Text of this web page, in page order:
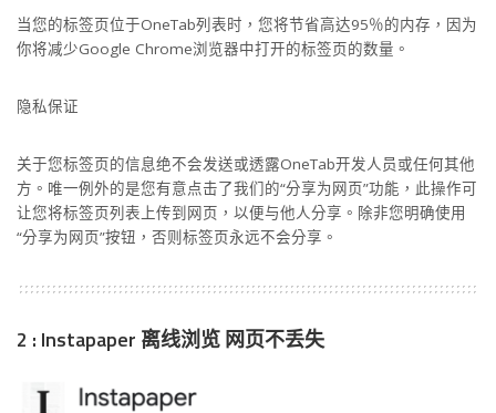
当您的标签页位于OneTab列表时，您将节省高达95％的内存，因为
你将减少Google Chrome浏览器中打开的标签页的数量。
隐私保证
关于您标签页的信息绝不会发送或透露OneTab开发人员或任何其他
方。唯一例外的是您有意点击了我们的“分享为网页”功能，此操作可
让您将标签页列表上传到网页，以便与他人分享。除非您明确使用
“分享为网页”按钮，否则标签页永远不会分享。
2 : Instapaper 离线浏览 网页不丢失